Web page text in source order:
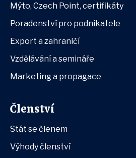
Mýto, Czech Point, certifikáty
Poradenství pro podnikatele
Export a zahraničí
Vzdělávání a semináře
Marketing a propagace
Členství
Stát se členem
Výhody členství